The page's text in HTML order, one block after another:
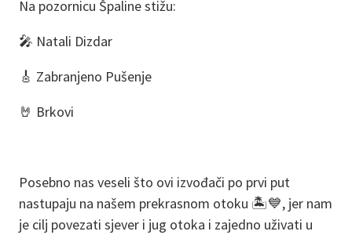
Na pozornicu Špaline stižu:
🎤 Natali Dizdar
🎸 Zabranjeno Pušenje
🤘 Brkovi
Posebno nas veseli što ovi izvođači po prvi put
nastupaju na našem prekrasnom otoku 🏝️💙, jer nam
je cilj povezati sjever i jug otoka i zajedno uživati u